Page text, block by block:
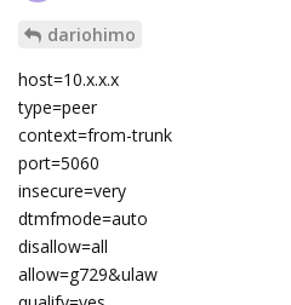
dariohimo
host=10.x.x.x
type=peer
context=from-trunk
port=5060
insecure=very
dtmfmode=auto
disallow=all
allow=g729&ulaw